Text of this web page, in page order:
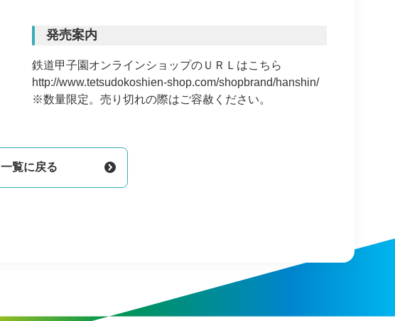
発売案内
鉄道甲子園オンラインショップのＵＲＬはこちら
http://www.tetsudokoshien-shop.com/shopbrand/hanshin/
※数量限定。売り切れの際はご容赦ください。
一覧に戻る